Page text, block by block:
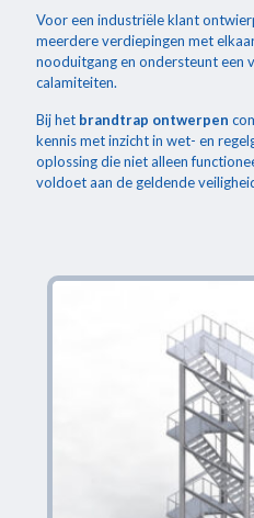
Voor een industriële klant
meerdere verdiepingen met
nooduitgang en ondersteunt een
calamiteiten.
Bij het brandtrap ontwerpen
kennis met inzicht in wet- en
oplossing die niet alleen
voldoet aan de geldende